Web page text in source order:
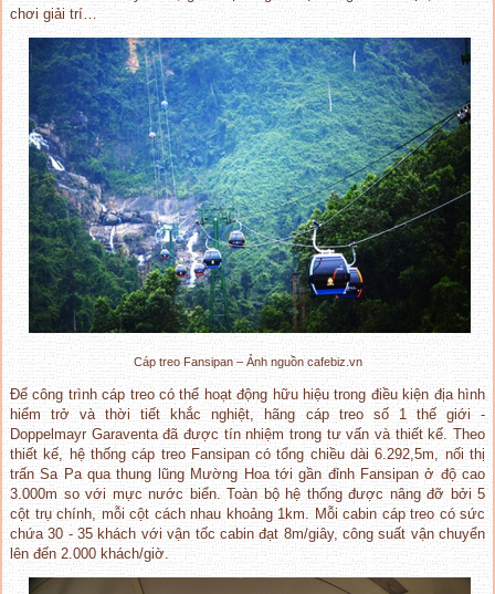
chơi giải trí…
Cáp treo Fansipan – Ảnh nguồn cafebiz.vn
Để công trình cáp treo có thể hoạt động hữu hiệu trong điều kiện địa hình
hiểm trở và thời tiết khắc nghiệt, hãng cáp treo số 1 thế giới -
Doppelmayr Garaventa đã được tín nhiệm trong tư vấn và thiết kế. Theo
thiết kế, hệ thống cáp treo Fansipan có tổng chiều dài 6.292,5m, nối thị
trấn Sa Pa qua thung lũng Mường Hoa tới gần đỉnh Fansipan ở độ cao
3.000m so với mực nước biển. Toàn bộ hệ thống được nâng đỡ bởi 5
cột trụ chính, mỗi cột cách nhau khoảng 1km. Mỗi cabin cáp treo có sức
chứa 30 - 35 khách với vận tốc cabin đạt 8m/giây, công suất vận chuyển
lên đến 2.000 khách/giờ.